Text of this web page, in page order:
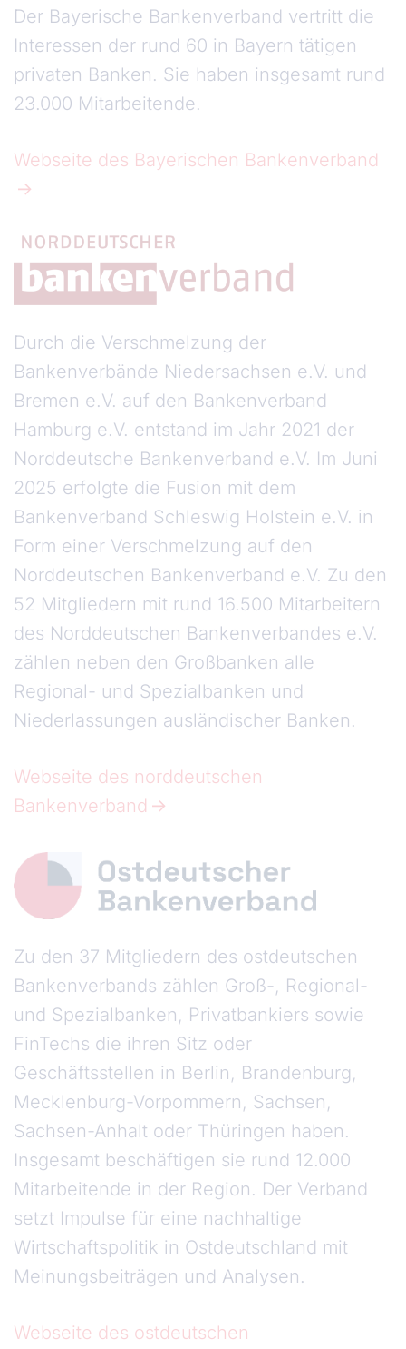
Der Bayerische Bankenverband vertritt die
Interessen der rund 60 in Bayern tätigen
privaten Banken. Sie haben insgesamt rund
23.000 Mitarbeitende.
Webseite des Bayerischen Bankenverband
Durch die Verschmelzung der
Bankenverbände Niedersachsen e.V. und
Bremen e.V. auf den Bankenverband
Hamburg e.V. entstand im Jahr 2021 der
Norddeutsche Bankenverband e.V. Im Juni
2025 erfolgte die Fusion mit dem
Bankenverband Schleswig Holstein e.V. in
Form einer Verschmelzung auf den
Norddeutschen Bankenverband e.V. Zu den
52 Mitgliedern mit rund 16.500 Mitarbeitern
des Norddeutschen Bankenverbandes e.V.
zählen neben den Großbanken alle
Regional- und Spezialbanken und
Niederlassungen ausländischer Banken.
Webseite des norddeutschen
Bankenverband
Zu den 37 Mitgliedern des ostdeutschen
Bankenverbands zählen Groß-, Regional-
und Spezialbanken, Privatbankiers sowie
FinTechs die ihren Sitz oder
Geschäftsstellen in Berlin, Brandenburg,
Mecklenburg-Vorpommern, Sachsen,
Sachsen-Anhalt oder Thüringen haben.
Insgesamt beschäftigen sie rund 12.000
Mitarbeitende in der Region. Der Verband
setzt Impulse für eine nachhaltige
Wirtschaftspolitik in Ostdeutschland mit
Meinungsbeiträgen und Analysen.
Webseite des ostdeutschen